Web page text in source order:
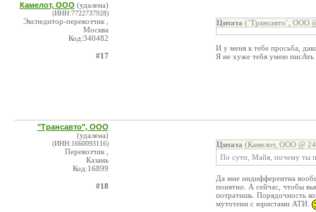
Камелот, ООО (удалена)
(ИНН:7722737928)
Экспедитор-перевозчик ,
Москва
Код:340482
#17
Цитата (`Трансавто`, ООО
И у меня к тебе просьба,
Я не хуже тебя умею писАть
"Трансавто", ООО
(удалена)
(ИНН:1660093116)
Перевозчик ,
Казань
Код:16899
#18
Цитата (Камелот, ООО @
По сути, Майя, почему ты
Да мне индифферентна
понятно. А сейчас, чтобы
потратишь. Порядочность
мутотени с юристами АТИ.